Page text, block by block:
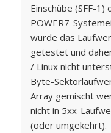
Einschübe (SFF-1)
POWER7-
wurde das
getestet und
/ Linux nicht
Byte-
Array gemischt
nicht in 5xx-
(oder umgekehrt).